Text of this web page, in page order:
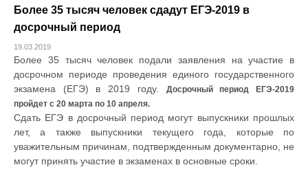
Более 35 тысяч человек сдадут ЕГЭ-2019 в
досрочный период
19.03.2019
Более 35 тысяч человек подали заявления на участие в
досрочном периоде проведения единого государственного
экзамена (ЕГЭ) в 2019 году.
Досрочный период ЕГЭ-2019
пройдет с 20 марта по 10 апреля.
Сдать ЕГЭ в досрочный период могут выпускники прошлых
лет, а также выпускники текущего года, которые по
уважительным причинам, подтвержденным документарно, не
могут принять участие в экзаменах в основные сроки.